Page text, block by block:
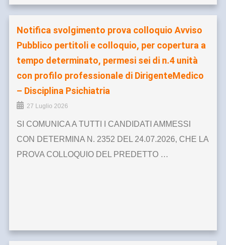
Notifica svolgimento prova colloquio Avviso
Pubblico pertitoli e colloquio, per copertura a
tempo determinato, permesi sei di n.4 unità
con profilo professionale di DirigenteMedico
– Disciplina Psichiatria
27 Luglio 2026
SI COMUNICA A TUTTI I CANDIDATI AMMESSI
CON DETERMINA N. 2352 DEL 24.07.2026, CHE LA
PROVA COLLOQUIO DEL PREDETTO …